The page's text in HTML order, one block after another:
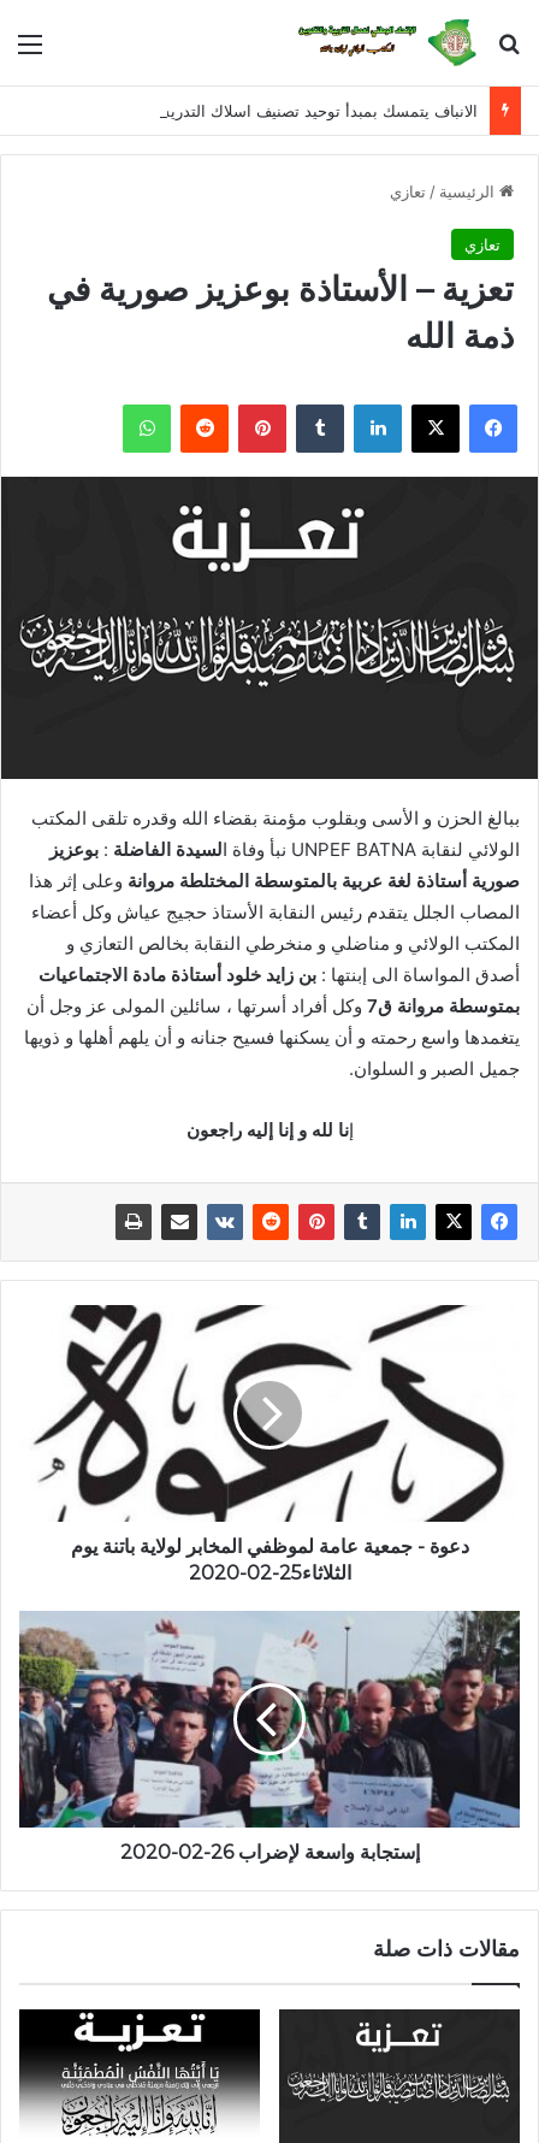
بحث عن
الرئيسية /تعازي
تعازي
تعزية – الأستاذة بوعزيز صورية في
ذمة الله
فيسبوك X لينكدإن بينتيريست واتساب
ببالغ الحزن و الأسى وبقلوب مؤمنة بقضاء الله وقدره تلقى المكتب
الولائي لنقابة UNPEF BATNA نبأ وفاة ا
لسيدة الفاضلة : بوعزيز
صورية أستاذة لغة عربية بالمتوسطة المختلطة مروانة وعلى إثر هذا
المصاب الجلل يتقدم رئيس النقابة الأستاذ حجيج عياش وكل أعضاء
المكتب الولائي و مناضلي و منخرطي النقابة بخالص التعازي و
أصدق المواساة الى إبنتها : بن زايد خلود أستاذة مادة الاجتماعيات
بمتوسطة مروانة ق7
وكل أفراد أسرتها ، سائلين المولى عز وجل أن
يتغمدها واسع رحمته و أن يسكنها فسيح جنانه و أن يلهم أهلها و ذويها
جميل الصبر و السلوان.
إنا لله و إنا إليه راجعون
دعوة - جمعية عامة لموظفي المخابر لولاية باتنة يوم
الثلاثاء25-02-2020
إستجابة واسعة لإضراب 26-02-2020
مقالات ذات صلة